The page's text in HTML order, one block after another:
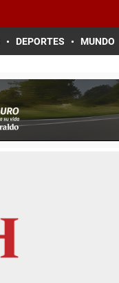
DEPORTES MUNDO